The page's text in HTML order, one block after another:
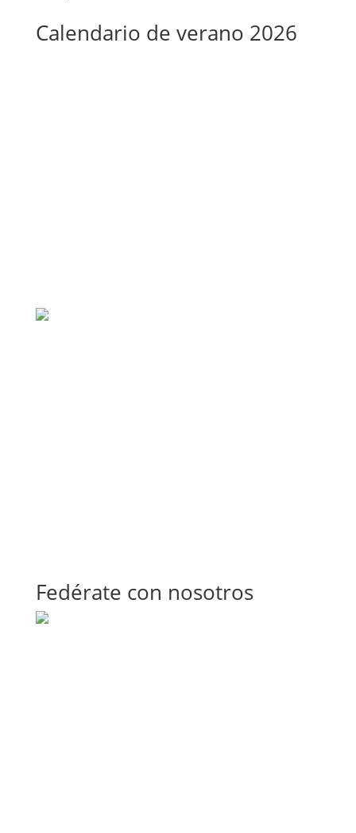
Calendario de verano 2026
Fedérate con nosotros